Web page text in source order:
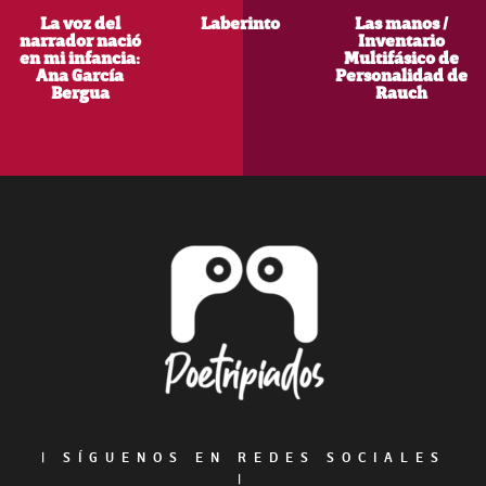
La voz del
narrador nació
en mi infancia:
Ana García
Bergua
Laberinto
Las manos /
Inventario
Multifásico de
Personalidad de
Rauch
|
SÍGUENOS EN REDES SOCIALES
|